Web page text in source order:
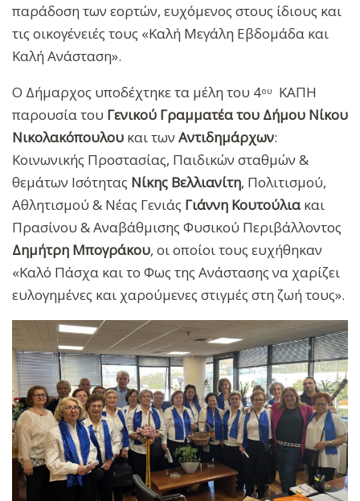
παράδοση των εορτών, ευχόμενος στους ίδιους και
τις οικογένειές τους «Καλή Μεγάλη Εβδομάδα και
Καλή Ανάσταση».
Ο Δήμαρχος υποδέχτηκε τα μέλη του 4ου
ΚΑΠΗ
παρουσία του Γενικού Γραμματέα του Δήμου Νίκου
Νικολακόπουλου και των Αντιδημάρχων:
Κοινωνικής Προστασίας, Παιδικών σταθμών &
θεμάτων Ισότητας Νίκης Βελλιανίτη, Πολιτισμού,
Αθλητισμού & Νέας Γενιάς Γιάννη Κουτούλια και
Πρασίνου & Αναβάθμισης Φυσικού Περιβάλλοντος
Δημήτρη Μπογράκου, οι οποίοι τους ευχήθηκαν
«Καλό Πάσχα και το Φως της Ανάστασης να χαρίζει
ευλογημένες και χαρούμενες στιγμές στη ζωή τους».